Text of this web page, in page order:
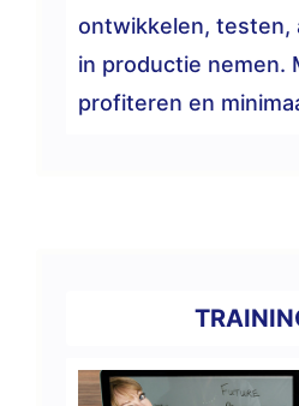
ontwikkelen, testen,
in productie nemen.
profiteren en